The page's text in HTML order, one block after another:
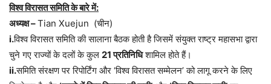
विश्व विरासत समिति के बारे में:
अध्यक्ष –Tian Xuejun (चीन)
i.विश्व विरासत समिति की सालाना बैठक होती है जिसमें संयुक्त राष्ट्र महासभा द्वारा
चुने गए राज्यों के दलों के कुल 21 प्रतिनिधिशामिल होते हैं।
ii.समिति संरक्षण पर रिपोर्टिंग और ‘विश्व विरासत सम्मेलन’ को लागू करने के लिए